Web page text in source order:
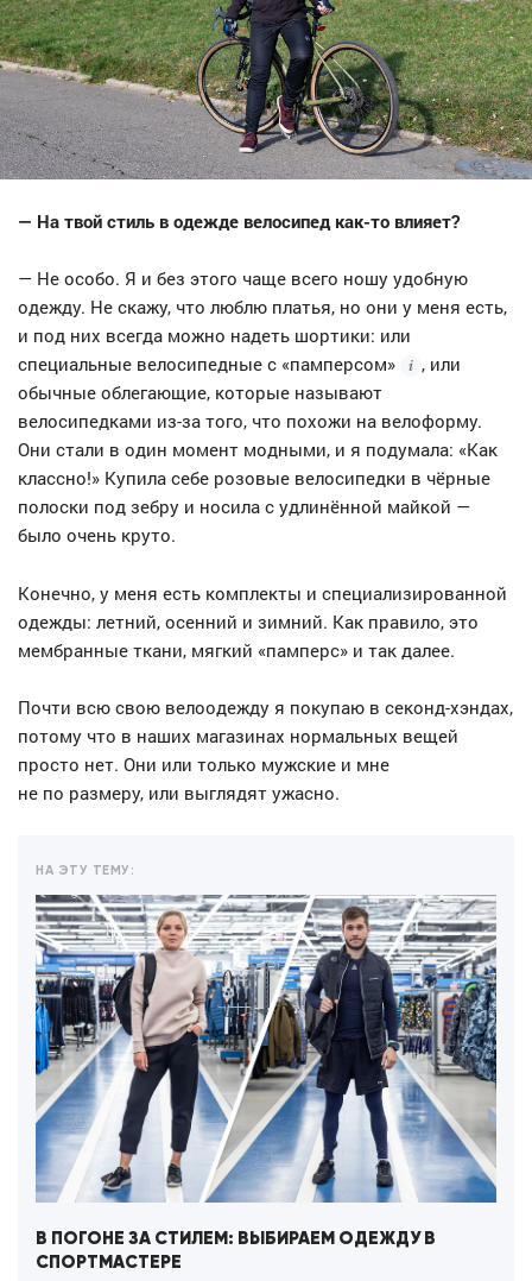
— На твой стиль в одежде велосипед как-то влияет?
— Не особо. Я и без этого чаще всего ношу удобную
одежду. Не скажу, что люблю платья, но они у меня есть,
и под них всегда можно надеть шортики: или
специальные велосипедные с «памперсом»
, или
обычные облегающие, которые называют
велосипедками из-за того, что похожи на велоформу.
Они стали в один момент модными, и я подумала: «Как
классно!» Купила себе розовые велосипедки в чёрные
полоски под зебру и носила с удлинённой майкой —
было очень круто.
Конечно, у меня есть комплекты и специализированной
одежды: летний, осенний и зимний. Как правило, это
мембранные ткани, мягкий «памперс» и так далее.
Почти всю свою велоодежду я покупаю в секонд-хэндах,
потому что в наших магазинах нормальных вещей
просто нет. Они или только мужские и мне
не по размеру, или выглядят ужасно.
НА ЭТУ ТЕМУ:
В ПОГОНЕ ЗА СТИЛЕМ: ВЫБИРАЕМ ОДЕЖДУ В
СПОРТМАСТЕРЕ